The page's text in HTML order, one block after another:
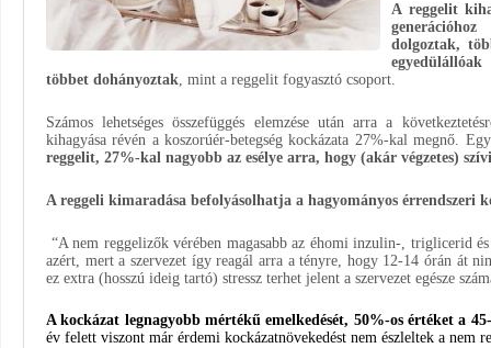
A reggelit
dolgoztak,
többet dohányoztak, mint a reggelit fogyasztó csoport.
Számos lehetséges összefüggés elemzése után arra a
kihagyása révén a koszorúér-betegség kockázata 27%-kal megnő.
reggelit, 27%-kal nagyobb az esélye arra, hogy (akár végzetes)
A reggeli kimaradása befolyásolhatja a hagyományos érrendszeri
“A nem reggelizők vérében magasabb az éhomi inzulin-, triglicerid
azért, mert a szervezet így reagál arra a tényre, hogy 12-14 órán át
ez extra (hosszú ideig tartó) stressz terhet jelent a szervezet egésze
A kockázat legnagyobb mértékű emelkedését, 50%-os értéket a
év felett viszont már érdemi kockázatnövekedést nem észleltek a nem